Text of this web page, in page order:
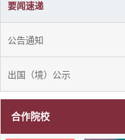
要闻速递
公告通知
出国（境）公示
合作院校